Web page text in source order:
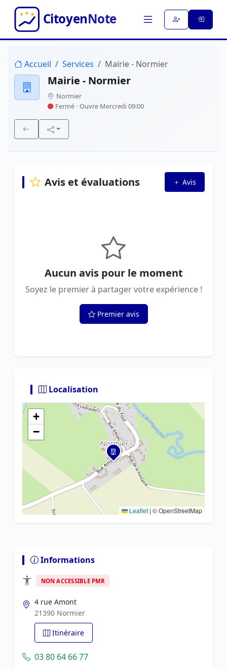
Accueil Services Mairie - Normier
Mairie - Normier
Normier
Fermé · Ouvre Mercredi 09:00
Avis et évaluations Avis
Aucun avis pour le moment
Soyez le premier à partager votre expérience !
Premier avis
Localisation
+
−
Leaflet | © OpenStreetMap
Informations
NON ACCESSIBLE PMR
4 rue Amont
21390 Normier
Itinéraire
03 80 64 66 77